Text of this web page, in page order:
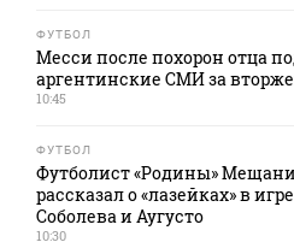
ФУТБОЛ
Месси после похорон отца
аргентинские СМИ за
10:45
ФУТБОЛ
Футболист «Родины»
рассказал о «лазейках» в
Соболева и Аугусто
10:30